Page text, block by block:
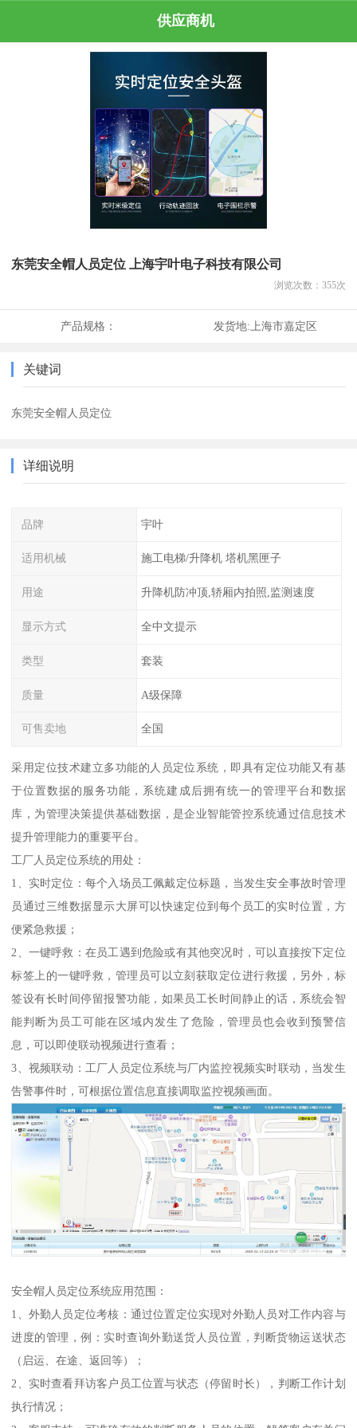
供应商机
东莞安全帽人员定位 上海宇叶电子科技有限公司
浏览次数： 355次
产品规格： 发货地:上海市嘉定区
关键词
东莞安全帽人员定位
详细说明
品牌 宇叶
适用机械 施工电梯/升降机 塔机黑匣子
用途 升降机防冲顶,轿厢内拍照,监测速度
显示方式 全中文提示
类型 套装
质量 A级保障
可售卖地 全国
采用定位技术建立多功能的人员定位系统，即具有定位功能又有基
于位置数据的服务功能，系统建成后拥有统一的管理平台和数据
库，为管理决策提供基础数据，是企业智能管控系统通过信息技术
提升管理能力的重要平台。
工厂人员定位系统的用处：
1、实时定位：每个入场员工佩戴定位标题，当发生安全事故时管理
员通过三维数据显示大屏可以快速定位到每个员工的实时位置，方
便紧急救援；
2、一键呼救：在员工遇到危险或有其他突况时，可以直接按下定位
标签上的一键呼救，管理员可以立刻获取定位进行救援，另外，标
签设有长时间停留报警功能，如果员工长时间静止的话，系统会智
能判断为员工可能在区域内发生了危险，管理员也会收到预警信
息，可以即使联动视频进行查看；
3、视频联动：工厂人员定位系统与厂内监控视频实时联动，当发生
告警事件时，可根据位置信息直接调取监控视频画面。
安全帽人员定位系统应用范围：
1、外勤人员定位考核：通过位置定位实现对外勤人员对工作内容与
进度的管理，例：实时查询外勤送货人员位置，判断货物运送状态
（启运、在途、返回等）；
2、实时查看拜访客户员工位置与状态（停留时长），判断工作计划
执行情况；